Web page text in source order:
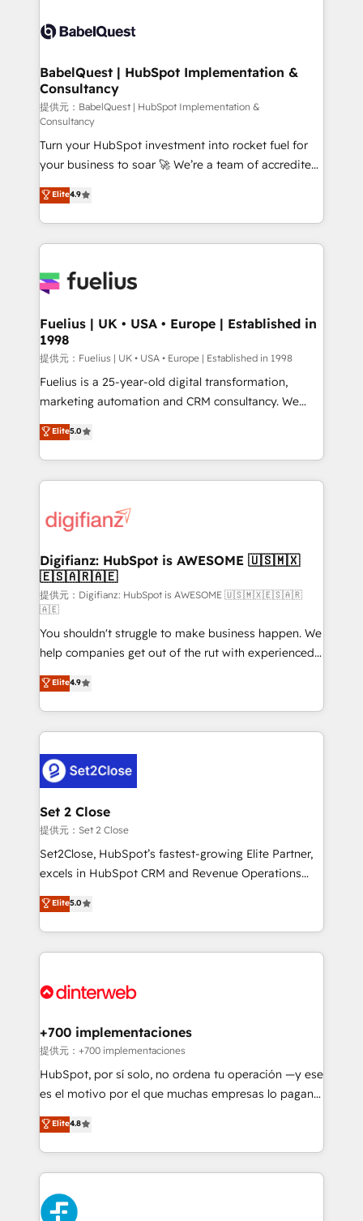
vraie performance vient de l'intérieur. Act Inside.
Stand Out.
Custom API integrations & ERP systems inc. SAP and
super skilled members) • 150+ Clients for Sales Hub,
Marketing Hub, Service Hub, Data Hub and Website
(CMS) • ISO/IEC 27001:2022, ISO 9001:2015 and
now... ISO 42001: 2023 certified • Exclusive AI
'GuardHub' governance framework, based on ISO
42001 - helping you 'organise complexity' 𝗥𝗲𝗮𝗱𝘆
𝗳𝗼𝗿 𝘁𝗵𝗲 𝗻𝗲𝘅𝘁 𝘀𝘁𝗲𝗽? Click the 👈 '𝗖𝗼𝗻𝘁𝗮𝗰𝘁
𝗯𝘂𝘀𝗶𝗻𝗲𝘀𝘀' button to get in touch (𝘸𝘦'𝘳𝘦 𝘴𝘶𝘱𝘦𝘳
𝘳𝘦𝘴𝘱𝘰𝘯𝘴𝘪𝘷𝘦)
BabelQuest | HubSpot Implementation &
Consultancy
提供元：BabelQuest | HubSpot Implementation &
Consultancy
Turn your HubSpot investment into rocket fuel for
your business to soar 🚀 We’re a team of accredited
HubSpot experts ready to help you. We can
implement the platform into complex business
environments, optimise what you've got and make
sure you can actually use it, build your website in
for you and execute it on HubSpot. We are on the
framework, meaning we've been accredited by
HubSpot and vetted by the CCS, which means we
can support public sector companies as well the
other ones listed in our profile. Our services: -
HubSpot implementation - HubSpot CMS website
is there for you to: - Grow revenue, and run your
business more efficiently - Build stronger
more people - Get the most out of your HubSpot
investment
Elite4.9
Fuelius | UK • USA • Europe | Established in
1998
提供元：Fuelius | UK • USA • Europe | Established in 1998
Fuelius is a 25-year-old digital transformation,
marketing automation and CRM consultancy. We
enable mid-market and enterprise clients to
maximise their return from digital and fuel their
growth. We modernise platforms, streamline
operations that are causing inefficiencies, improve
supercharge revenue operations Key services: • CRM
Transformation / Web Development • RevOps &
Sales Consulting • Marketing Automation What
makes us different? 🚀 Top 0.5% of global HubSpot
agencies ⚙️ The strongest technical ability and
integration capabilities 💼 Consultative, long-term
partners who will embed ourselves into your
business, processes and systems 🏢 We specialise in
working with mid-market and enterprise
organisations, global organisations and those with
complex use cases 🏆 CRM Implementation,
Platform Enablement, Custom Integration and
Onboarding Accredited 🔐 ISO27001 & ISO9001
Certified
Elite5.0
Digifianz: HubSpot is AWESOME 🇺🇸🇲🇽
🇪🇸🇦🇷🇦🇪
提供元：Digifianz: HubSpot is AWESOME 🇺🇸🇲🇽🇪🇸🇦🇷
🇦🇪
You shouldn't struggle to make business happen. We
help companies get out of the rut with experienced,
process-oriented teams implementing HubSpot
Marketing, Sales, Service, CMS and Operations Hub,
so selling and actually engaging with your customers
feels easy and pain-free. We are a top ranked
and Customer First Awards, 4.9/5 rating in HubSpot
Reviews and 4.9/5 rating in Clutch Reviews. Digifianz
helps the following industries: logistics & 3PL, home
improvement & construction, branding and
commercialization, real estate, health, education,
SaaS, Software Dev & IT and consulting, make the
the United States, EU, UAE, Mexico and Latin
America. From casual user to super fan: make
Elite4.9
Set 2 Close
提供元：Set 2 Close
Set2Close, HubSpot’s fastest-growing Elite Partner,
excels in HubSpot CRM and Revenue Operations
(RevOps) services to boost B2B sales and growth.
As a top HubSpot Elite Partner, we specialize in
custom HubSpot CRM solutions. Our experts design,
implement, and optimize systems to enhance user
marketing, and service teams. From setup to
management, and speed up deal closures. With 500+
projects completed, our Agile approach ensures your
HubSpot CRM drives measurable results. Our
RevOps services align your sales, marketing, and
optimize the revenue lifecycle—lead generation to
retention—by refining processes and eliminating
maximize profitability and adapt to your goals.
Elite5.0
+700 implementaciones
提供元：+700 implementaciones
HubSpot, por sí solo, no ordena tu operación —y ese
es el motivo por el que muchas empresas lo pagan y
aun así no crecen. Suele ser un círculo: procesos que
no generan datos confiables, datos que no permiten
decidir bien, y decisiones que no logran mejorar los
procesos. Y así, vuelta tras vuelta, el negocio gira sin
avanzar —un problema que tiene menos que ver con
el CRM y más con cómo opera la empresa por
Elite4.8